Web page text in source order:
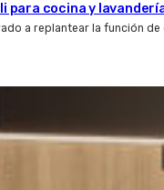
para cocina y
a replantear la función